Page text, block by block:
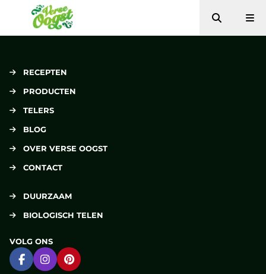
Verse Oogst
Zoeken
RECEPTEN
PRODUCTEN
TELERS
BLOG
OVER VERSE OOGST
CONTACT
DUURZAAM
BIOLOGISCH TELEN
VOLG ONS
Ga naar Facebook
Ga naar Instagram
Ga naar Pinterest